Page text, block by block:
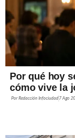
Por qué hoy
cómo vive la
PorRedacción Infociudad 7 Ago